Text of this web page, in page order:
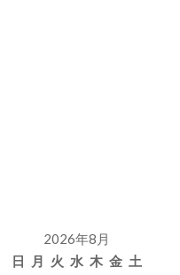
2026年8月
日
月 火 水 木 金 土